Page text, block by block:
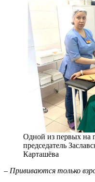
Одной из первых на
председатель
Карташёва
– Прививаются только